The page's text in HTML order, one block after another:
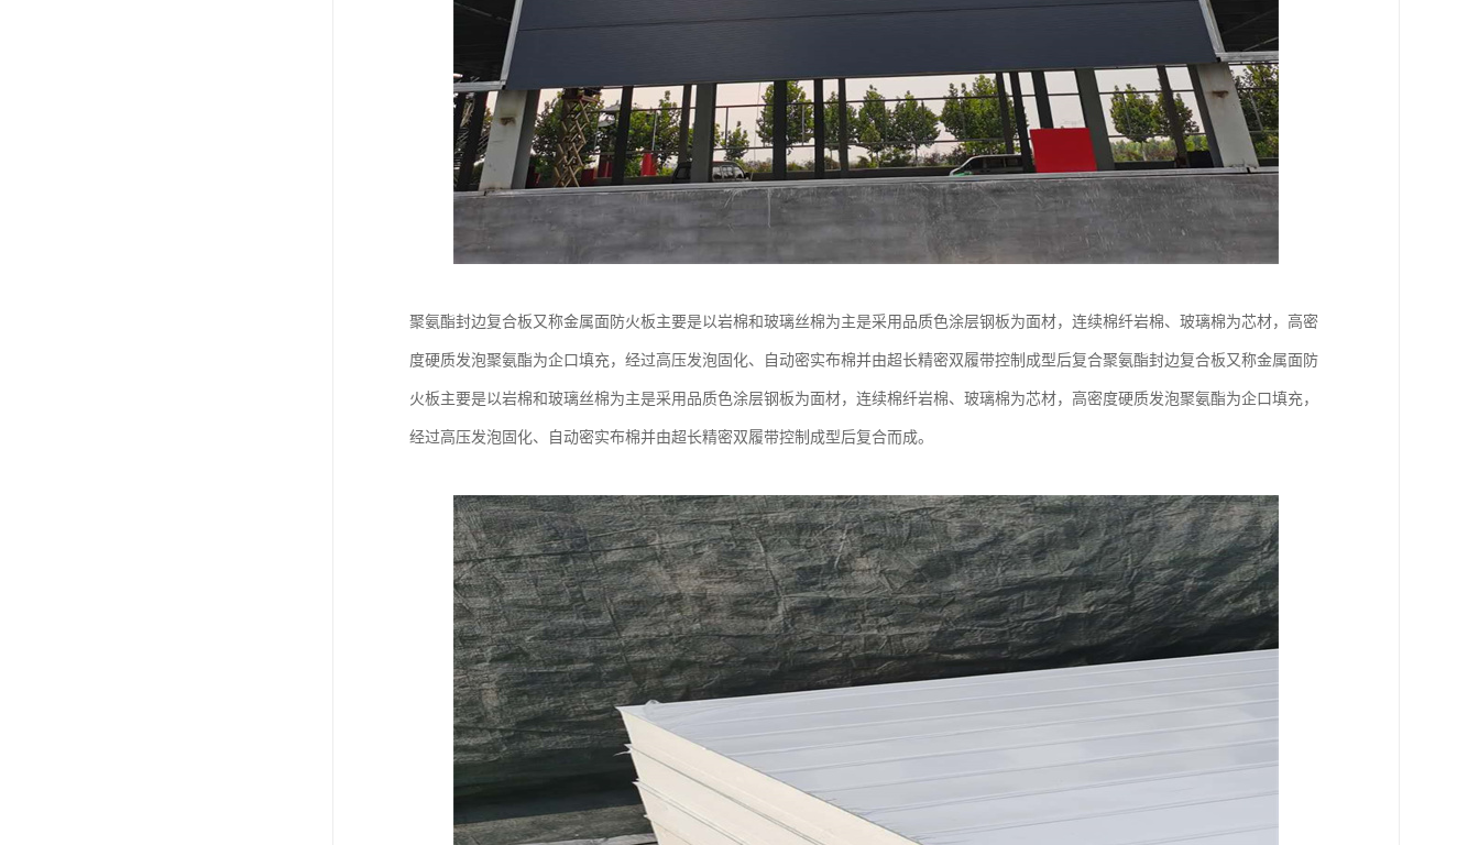
聚氨酯封边复合板又称金属面防火板主要是以岩棉和玻璃丝棉为主是采用品质色涂层钢板为面材，连续棉纤岩棉、玻璃棉为芯材，高密
度硬质发泡聚氨酯为企口填充，经过高压发泡固化、自动密实布棉并由超长精密双履带控制成型后复合聚氨酯封边复合板又称金属面防
火板主要是以岩棉和玻璃丝棉为主是采用品质色涂层钢板为面材，连续棉纤岩棉、玻璃棉为芯材，高密度硬质发泡聚氨酯为企口填充，
经过高压发泡固化、自动密实布棉并由超长精密双履带控制成型后复合而成。